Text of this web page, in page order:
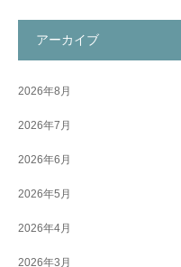
アーカイブ
2026年8月
2026年7月
2026年6月
2026年5月
2026年4月
2026年3月